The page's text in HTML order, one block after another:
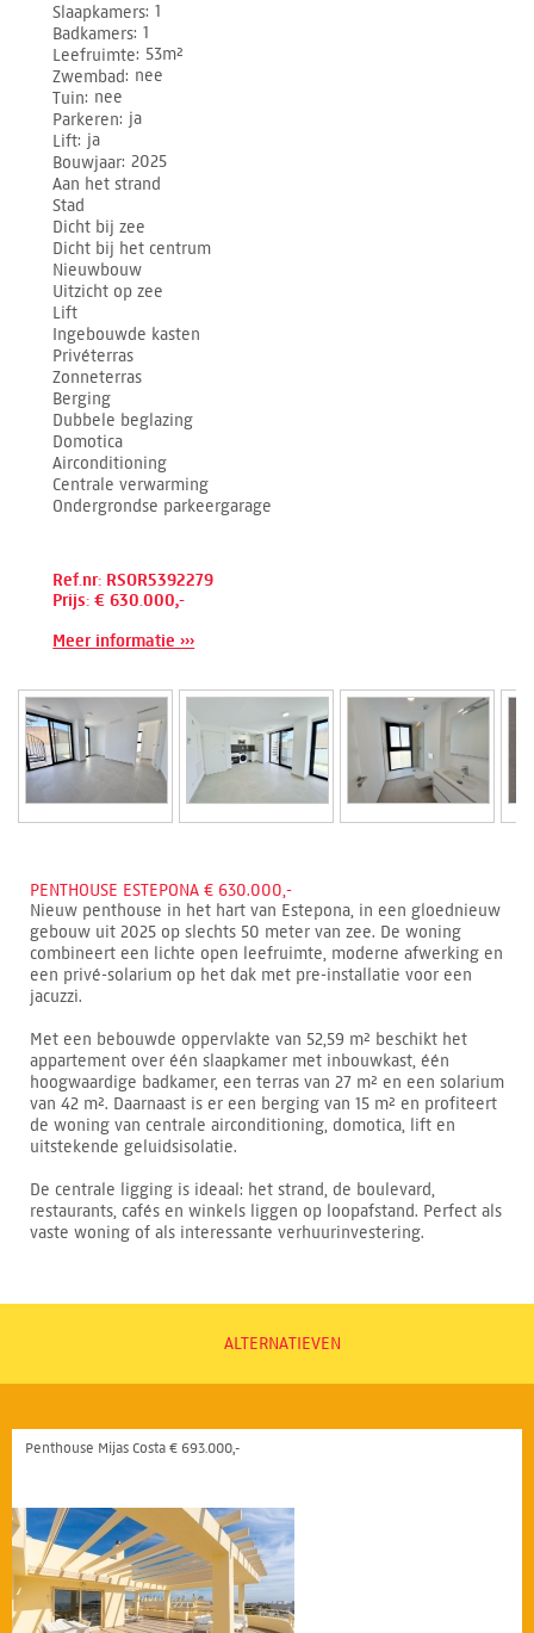
Slaapkamers 1
Badkamers 1
Leefruimte 53m²
Zwembad nee
Tuin nee
Parkeren ja
Lift ja
Bouwjaar 2025
Aan het strand
Stad
Dicht bij zee
Dicht bij het centrum
Nieuwbouw
Uitzicht op zee
Lift
Ingebouwde kasten
Privéterras
Zonneterras
Berging
Dubbele beglazing
Domotica
Airconditioning
Centrale verwarming
Ondergrondse parkeergarage
Ref.nr: RSOR5392279
Prijs: € 630.000,-
Meer informatie ›››
PENTHOUSE ESTEPONA € 630.000,-
Nieuw penthouse in het hart van Estepona, in een gloednieuw
gebouw uit 2025 op slechts 50 meter van zee. De woning
combineert een lichte open leefruimte, moderne afwerking en
een privé-solarium op het dak met pre-installatie voor een
jacuzzi.
Met een bebouwde oppervlakte van 52,59 m² beschikt het
appartement over één slaapkamer met inbouwkast, één
hoogwaardige badkamer, een terras van 27 m² en een solarium
van 42 m². Daarnaast is er een berging van 15 m² en profiteert
de woning van centrale airconditioning, domotica, lift en
uitstekende geluidsisolatie.
De centrale ligging is ideaal: het strand, de boulevard,
restaurants, cafés en winkels liggen op loopafstand. Perfect als
vaste woning of als interessante verhuurinvestering.
ALTERNATIEVEN
Penthouse Mijas Costa € 693.000,-